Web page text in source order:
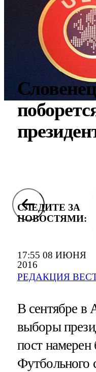
17:55 08 ИЮНЯ
2016
РЕДАКЦИЯ
СЛЕДИТЕ ЗА
НОВОСТЯМИ:
В сентябре в
выборы
пост намерен
Футбольного